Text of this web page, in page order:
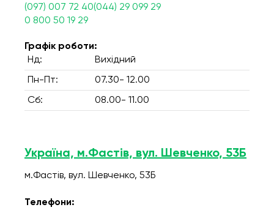
(097) 007 72 40(044) 29 099 29
0 800 50 19 29
Графік роботи:
Нд:
Вихідний
Пн-Пт: 07.30- 12.00
Сб: 08.00- 11.00
Україна, м.Фастів, вул. Шевченко, 53Б
м.Фастів, вул. Шевченко, 53Б
Телефони: